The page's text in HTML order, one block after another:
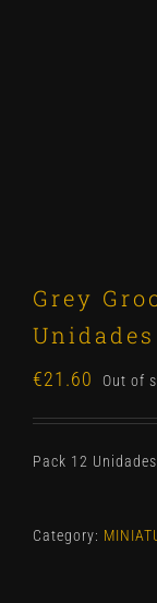
Grey
Unidades
€21.60 Out of
Pack 12 Unidades
Category: